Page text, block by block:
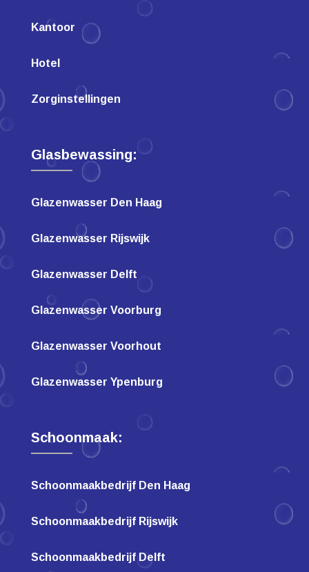
Kantoor
Hotel
Zorginstellingen
Glasbewassing:
Glazenwasser Den Haag
Glazenwasser Rijswijk
Glazenwasser Delft
Glazenwasser Voorburg
Glazenwasser Voorhout
Glazenwasser Ypenburg
Schoonmaak:
Schoonmaakbedrijf Den Haag
Schoonmaakbedrijf Rijswijk
Schoonmaakbedrijf Delft